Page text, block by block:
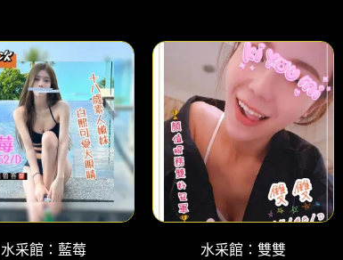
水采館：藍莓 水采館：雙雙